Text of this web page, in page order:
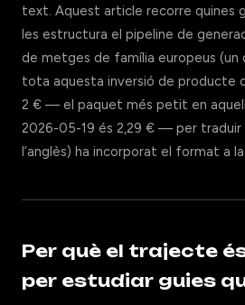
text. Aquest article recorre quines
les estructura el pipeline de
de metges de família europeus (un
tota aquesta inversió de producte
2 € — el paquet més petit en
2026-05-19 és 2,29 € — per traduir
l’anglès) ha incorporat el format a
Per què el trajecte
per estudiar guies